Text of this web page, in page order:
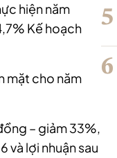
hiện năm
Kế hoạch
mặt cho năm
– giảm 33%,
và lợi nhuận sau
5
6